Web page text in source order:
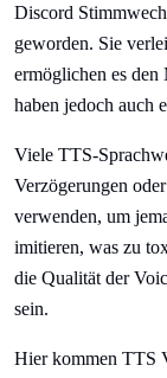
Discord
geworden. Sie
ermöglichen es
haben jedoch auch
Viele TTS-
Verzögerungen
verwenden, um
imitieren, was zu
die Qualität der
sein.
Hier kommen TTS